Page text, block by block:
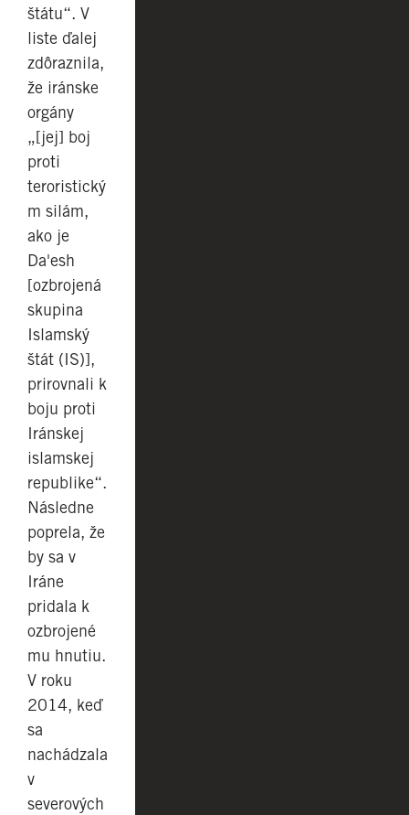
štátu“. V
liste ďalej
zdôraznila,
že iránske
orgány
„[jej] boj
proti
teroristický
m silám,
ako je
Da'esh
[ozbrojená
skupina
Islamský
štát (IS)],
prirovnali k
boju proti
Iránskej
islamskej
republike“.
Následne
poprela, že
by sa v
Iráne
pridala k
ozbrojené
mu hnutiu.
V roku
2014, keď
sa
nachádzala
v
severových